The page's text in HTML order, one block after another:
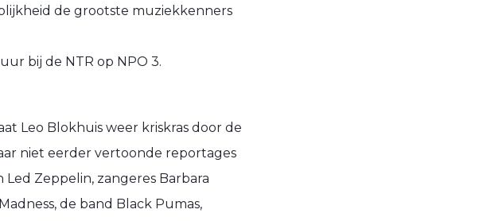
de grootste muziekkenners
bij de NTR op NPO 3.
Leo Blokhuis weer kriskras door de
niet eerder vertoonde reportages
Zeppelin, zangeres Barbara
de band Black Pumas,